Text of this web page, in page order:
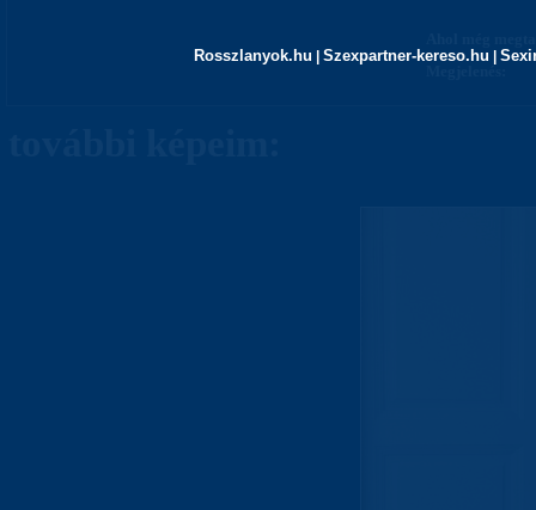
Rosszlanyok.hu Szexpartner-kereso.hu